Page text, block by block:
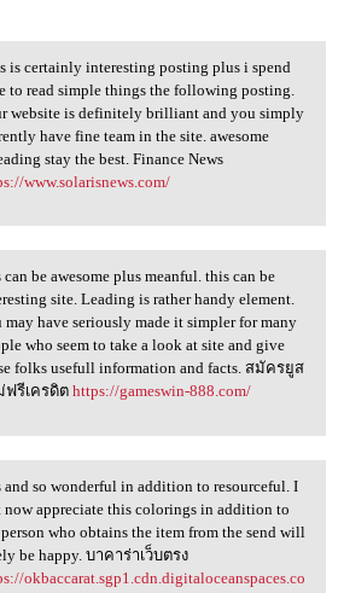
is certainly interesting
is certainly interesting posting plus i spend
to read simple things the following posting.
website is definitely brilliant and you simply
have fine team in the site. awesome
stay the best. Finance News
www.solarisnews.com/
be awesome plus
can be awesome plus meanful. this can be
site. Leading is rather handy element.
may have seriously made it simpler for many
who seem to take a look at site and give
folks usefull information and facts. สมัครยูส
ฟรีเครดิตhttps://gameswin-888.com/
so wonderful in
and so wonderful in addition to resourceful. I
now appreciate this colorings in addition to
who obtains the item from the send will
be happy. บาคาร่าเว็บตรง
okbaccarat.sgp1.cdn.digitaloceanspaces.co